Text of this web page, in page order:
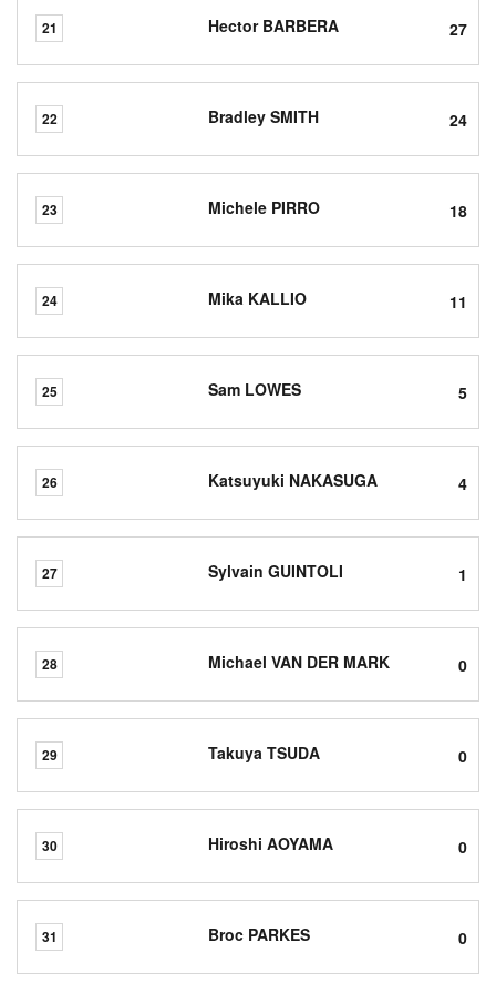
21 Hector BARBERA 27
22 Bradley SMITH 24
23 Michele PIRRO 18
24 Mika KALLIO 11
25 Sam LOWES 5
26 Katsuyuki NAKASUGA 4
27 Sylvain GUINTOLI 1
28 Michael VAN DER MARK 0
29 Takuya TSUDA 0
30 Hiroshi AOYAMA 0
31 Broc PARKES 0